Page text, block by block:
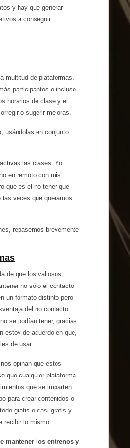
y hay que generar
a conseguir.
multitud de plataformas.
participantes e incluso
horarios de clase y el
o sugerir mejoras.
usándolas en conjunto
las clases. Yo
en remoto con mis
que es el no tener que
las veces que queramos
repasemos brevemente
de que los valiosos
no sólo el contacto
un formato distinto pero
del no contacto
se podían tener, gracias
estoy de acuerdo en que,
de usar.
opinan que estos
que cualquier plataforma
que se imparten
para crear contenidos o
gratis o casi gratis y
recibir lo mismo.
mantener los entrenos y